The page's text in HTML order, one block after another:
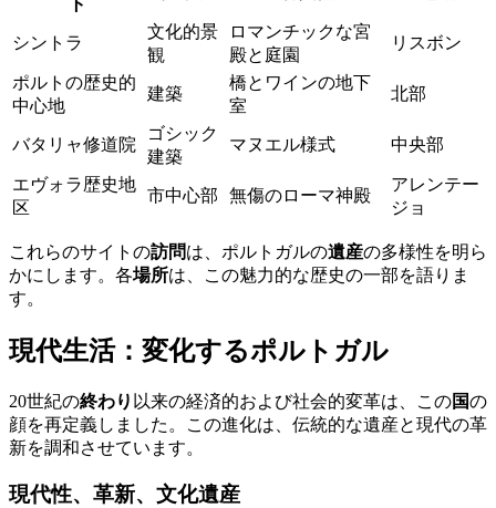
ト
シントラ
文化的景
観
ロマンチックな宮
殿と庭園
リスボン
ポルトの歴史的
中心地
建築
橋とワインの地下
室
北部
バタリャ修道院
ゴシック
建築
マヌエル様式 中央部
エヴォラ歴史地
区
市中心部 無傷のローマ神殿
アレンテー
ジョ
これらのサイトの訪問は、ポルトガルの遺産の多様性を明ら
かにします。各場所は、この魅力的な歴史の一部を語りま
す。
現代生活：変化するポルトガル
20世紀の終わり 以来の経済的および社会的変革は、この国の
顔を再定義しました。この進化は、伝統的な遺産と現代の革
新を調和させています。
現代性、革新、文化遺産